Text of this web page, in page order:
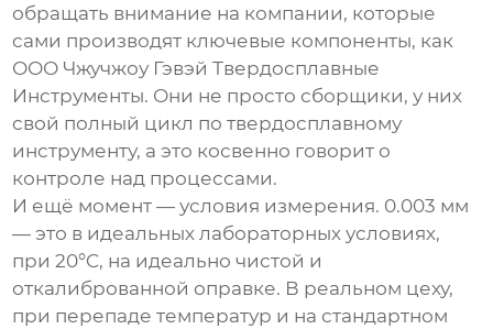
обращать внимание на компании, которые
сами производят ключевые компоненты, как
ООО Чжучжоу Гэвэй Твердосплавные
Инструменты. Они не просто сборщики, у них
свой полный цикл по твердосплавному
инструменту, а это косвенно говорит о
контроле над процессами.
И ещё момент — условия измерения. 0.003 мм
— это в идеальных лабораторных условиях,
при 20°C, на идеально чистой и
откалиброванной оправке. В реальном цеху,
при перепаде температур и на стандартном